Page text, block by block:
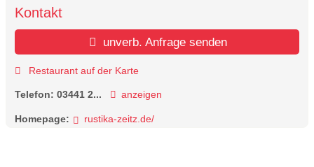
Kontakt
unverb. Anfrage senden
Restaurant auf der Karte
Telefon: 03441 2... anzeigen
Homepage: rustika-zeitz.de/